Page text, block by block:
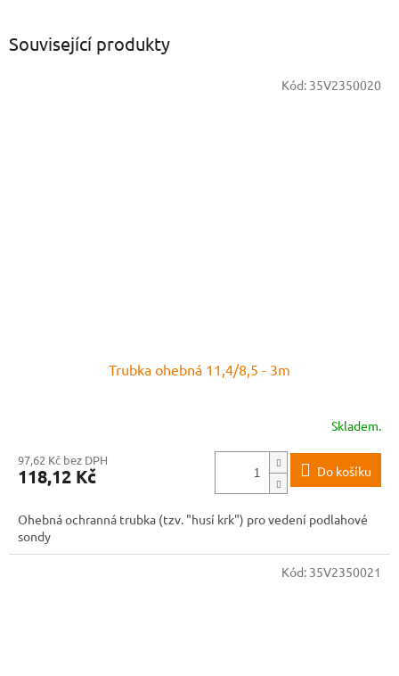
Související produkty
Trubka ohebná 11,4/8,5 - 3m
Skladem.
97,62 Kč bez DPH
118,12 Kč Do košíku
Ohebná ochranná trubka (tzv. "husí krk") pro vedení podlahové
sondy
Kód: 35V2350020
Kód: 35V2350021